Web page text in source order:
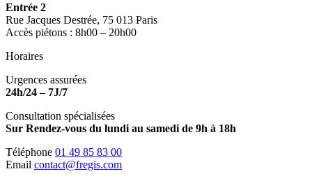
Entrée 2
Rue Jacques Destrée, 75 013 Paris
Accès piétons : 8h00 – 20h00
Horaires
Urgences assurées
24h/24 – 7J/7
Consultation spécialisées
Sur Rendez-vous du lundi au samedi de 9h à 18h
Téléphone 01 49 85 83 00
Email contact@fregis.com